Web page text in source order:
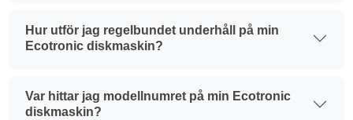
Hur utför jag regelbundet underhåll på min
Ecotronic diskmaskin?
Var hittar jag modellnumret på min Ecotronic
diskmaskin?